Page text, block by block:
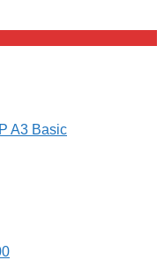
A3 Basic